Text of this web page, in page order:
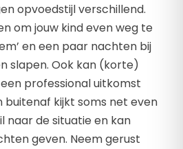
opvoedstijl verschillend.
om jouw kind even weg te
en een paar nachten bij
slapen. Ook kan (korte)
professional uitkomst
buitenaf kijkt soms net even
naar de situatie en kan
geven. Neem gerust